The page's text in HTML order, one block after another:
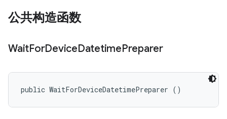
公共构造函数
WaitForDeviceDatetimePreparer
public WaitForDeviceDatetimePreparer ()